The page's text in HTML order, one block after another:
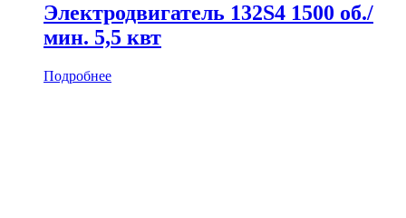
Электродвигатель 132S4 1500 об./
мин. 5,5 квт
Подробнее